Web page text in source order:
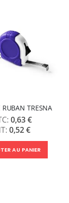
RUBAN TRESNA
0,63 €
0,52 €
AU PANIER